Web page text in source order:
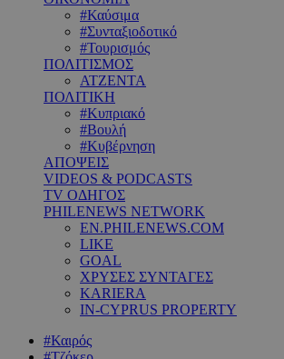
#Καύσιμα
#Συνταξιοδοτικό
#Τουρισμός
ΠΟΛΙΤΙΣΜΟΣ
ΑΤΖΕΝΤΑ
ΠΟΛΙΤΙΚΗ
#Κυπριακό
#Βουλή
#Κυβέρνηση
ΑΠΟΨΕΙΣ
VIDEOS & PODCASTS
TV ΟΔΗΓΟΣ
PHILENEWS NETWORK
EN.PHILENEWS.COM
LIKE
GOAL
ΧΡΥΣΕΣ ΣΥΝΤΑΓΕΣ
KARIERA
IN-CYPRUS PROPERTY
#Καιρός